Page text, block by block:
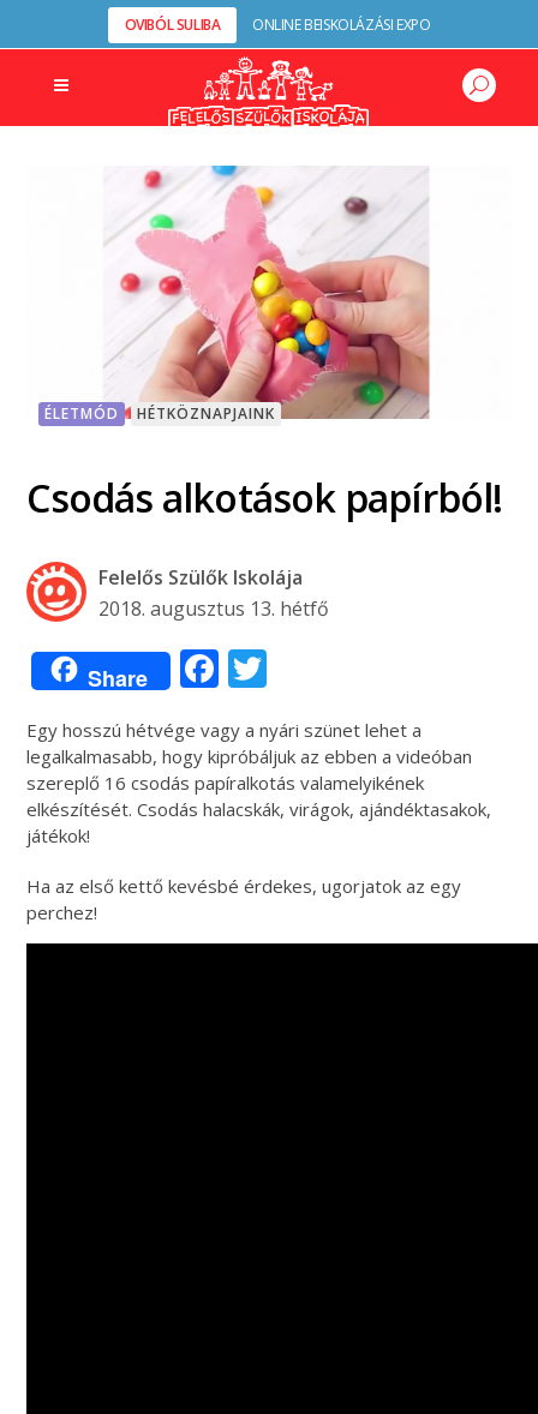
OVIBÓL SULIBA ONLINE BEISKOLÁZÁSI EXPO
ÉLETMÓD HÉTKÖZNAPJAINK
Csodás alkotások papírból!
Felelős Szülők Iskolája
2018. augusztus 13. hétfő
Share Facebook
Egy hosszú hétvége vagy a nyári szünet lehet a
legalkalmasabb, hogy kipróbáljuk az ebben a videóban
szereplő 16 csodás papíralkotás valamelyikének
elkészítését. Csodás halacskák, virágok, ajándéktasakok,
játékok!
Ha az első kettő kevésbé érdekes, ugorjatok az egy
perchez!